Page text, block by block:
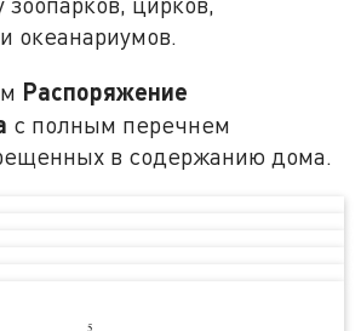
океанариумов.
Распоряжение
с полным перечнем
в содержанию дома.